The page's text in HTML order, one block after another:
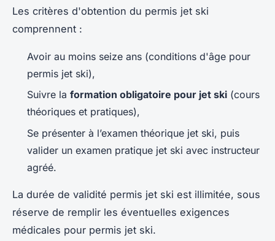
Les critères d'obtention du permis jet ski
comprennent :
Avoir au moins seize ans (conditions d'âge pour
permis jet ski),
Suivre la formation obligatoire pour jet ski (cours
théoriques et pratiques),
Se présenter à l’examen théorique jet ski, puis
valider un examen pratique jet ski avec instructeur
agréé.
La durée de validité permis jet ski est illimitée, sous
réserve de remplir les éventuelles exigences
médicales pour permis jet ski.